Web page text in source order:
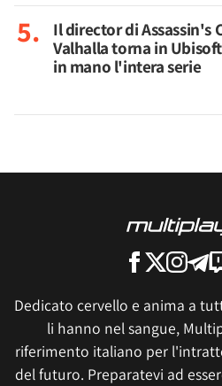
Il director di Assassin's
Valhalla torna in
in mano l'intera serie
Dedicato cervello e anima a
li hanno nel sangue,
riferimento italiano per
del futuro. Preparatevi ad